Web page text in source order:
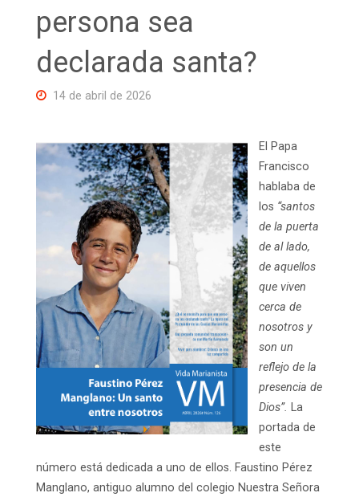
persona sea
declarada santa?
14 de abril de 2026
El Papa
Francisco
hablaba de
los “santos
de la puerta
de al lado,
de aquellos
que viven
cerca de
nosotros y
son un
reflejo de la
presencia de
Dios”. La
portada de
este
número está dedicada a uno de ellos. Faustino Pérez
Manglano, antiguo alumno del colegio Nuestra Señora